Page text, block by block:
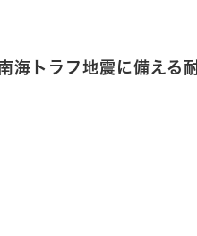
トラフ地震に備える